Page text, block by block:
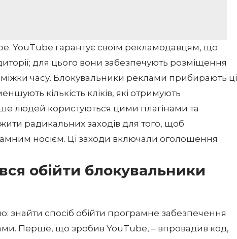
YouTube гарантує своїм рекламодавцям, що
для цього вони забезпечують розміщення
часу. Блокувальники реклами прибирають ці
кількість кліків, які отримують
людей користуються цими плагінами та
радикальних заходів для того, щоб
носієм. Ці заходи включали оголошення
обійти блокувальники
знайти спосіб обійти програмне забезпечення
Перше, що зробив YouTube, – впровадив код,